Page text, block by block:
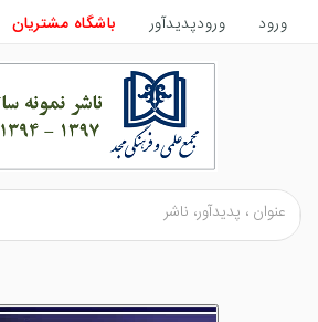
ورود ورودپدیدآور باشگاه مشتریان